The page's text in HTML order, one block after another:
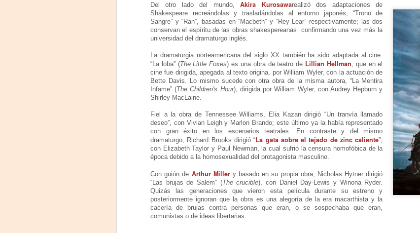
Del otro lado del mundo,Akira Kurosawarealizó dos adaptaciones de
Shakespeare recreándolas y trasladándolas al entorno japonés, “Trono de
Sangre” y “Ran”, basadas en “Macbeth” y “Rey Lear” respectivamente; las dos
conservan el espíritu de las obras shakespereanas confirmando una vez más la
universidad del dramaturgo inglés.
La dramaturgia norteamericana del siglo XX también ha sido adaptada al cine.
“La loba” (The Little Foxes) es una obra de teatro de Lillian Hellman, que en el
cine fue dirigida, apegada al texto origina, por William Wyler, con la actuación de
Bette Davis. Lo mismo sucede con otra obra de la misma autora, “La Mentira
Infame” (The Children's Hour), dirigida por William Wyler, con Audrey Hepburn y
Shirley MacLaine.
Fiel a la obra de Tennessee Williams, Elia Kazan dirigió “Un tranvía llamado
deseo”, con Vivian Leigh y Marlon Brando; este último ya la había representado
con gran éxito en los escenarios teatrales. En contraste y del mismo
dramaturgo, Richard Brooks dirigió “La gata sobre el tejado de zinc caliente”,
con Elizabeth Taylor y Paul Newman, la cual sufrió la censura homofóbica de la
época debido a la homosexualidad del protagonista masculino.
Con guión de Arthur Millery basado en su propia obra, Nicholas Hytner dirigió
“Las brujas de Salem” (The crucible), con Daniel Day-Lewis y Winona Ryder.
Quizás las generaciones que vieron esta película durante su estreno y
posteriormente ignoran que la obra es una alegoría de la era macarthista y la
cacería de brujas contra personas que eran, o se sospechaba que eran,
comunistas o de ideas libertarias.
AUG
3
Solidaridad con Pueblos Mayas en riesgo de
hambruna
#AlimentarLaVida
Envía llamamientos al Estado mexicano para urgir:
📌 Implementación de un Plan de Emergencia Alimentaria hacia
pueblos originarios.
📌 Intervención del Comité Internacional de la Cruz Roja.
AUG
2
Frida Kahlo Viva la Vida - São Paulo
25 de Julho até dia 2 de agosto
Online / gratuito
Uma Frida Kahlo lúcida, intensa e radiante toma o palco para celebrar o
Dia dos Mortos em uma festa vibrante, repleta da poesia e da
ancestralidade mexicana. Enquanto prepara um jantar para convidados
— vivos e mortos — a artista revisita sua trajetória, trazendo à cena
personagens marcantes, memórias, paixões e feridas que moldaram
sua vida e sua arte.